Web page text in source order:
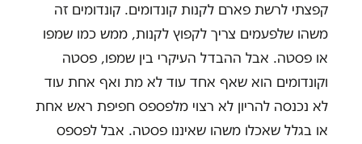
קפצתי לרשת פארם לקנות קונדומים. קונדומים זה
משהו שלפעמים צריך לקפוץ לקנות, ממש כמו שמפו
או פסטה. אבל ההבדל העיקרי בין שמפו, פסטה
וקונדומים הוא שאף אחד עוד לא מת ואף אחת עוד
לא נכנסה להריון לא רצוי מלפספס חפיפת ראש אחת
או בגלל שאכלו משהו שאיננו פסטה. אבל לפספס